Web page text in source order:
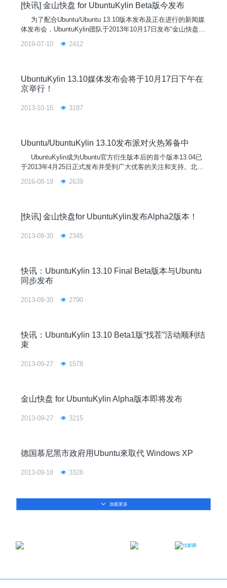
[快讯] 金山快盘 for UbuntuKylin Beta版今发布
为了配合Ubuntu/Ubuntu 13.10版本发布及正在进行的新闻媒
体发布会，UbuntuKylin团队于2013年10月17日发布“金山快盘 f
2019-07-10 2412
UbuntuKylin 13.10媒体发布会将于10月17日下午在
京举行！
2013-10-15 3187
Ubuntu/UbuntuKylin 13.10发布派对火热筹备中
UbuntuKylin成为Ubuntu官方衍生版本后的首个版本13.04已
于2013年4月25日正式发布并受到广大优客的关注和支持。北京
2016-08-19 2639
[快讯] 金山快盘for UbuntuKylin发布Alpha2版本！
2013-09-30 2345
快讯：UbuntuKylin 13.10 Final Beta版本与Ubuntu
同步发布
2013-09-30 2790
快讯：UbuntuKylin 13.10 Beta1版“找茬”活动顺利结
束
2013-09-27 1578
金山快盘 for UbuntuKylin Alpha版本即将发布
2013-09-27 3215
德国慕尼黑市政府用Ubuntu來取代 Windows XP
2013-09-18 3328
加载更多